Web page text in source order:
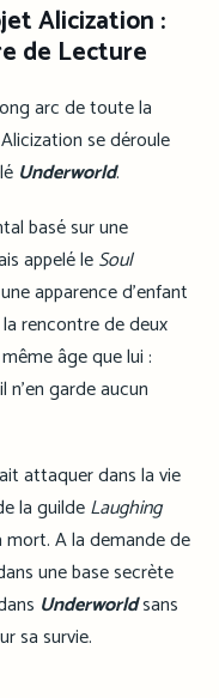
Alicization :
de Lecture
arc de toute la
se déroule
Underworld.
basé sur une
appelé leSoul
apparence d’enfant
rencontre de deux
âge que lui :
garde aucun
attaquer dans la vie
la guildeLaughing
A la demande de
une base secrète
Underworldsans
sa survie.